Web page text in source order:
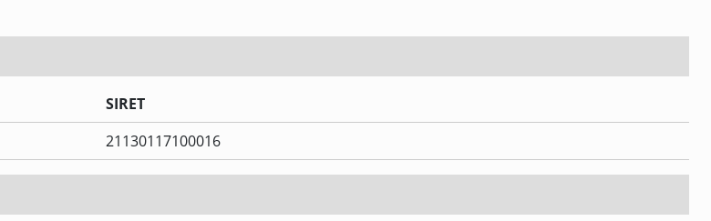
SIRET
21130117100016